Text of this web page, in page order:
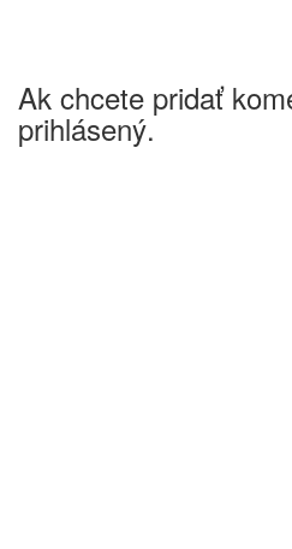
Ak chcete pridať
prihlásený.